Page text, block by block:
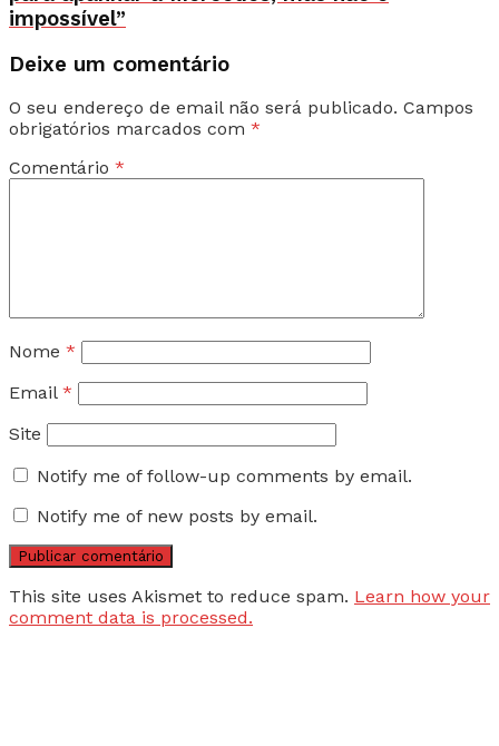
impossível”
Deixe um comentário
O seu endereço de email não será publicado. Campos
obrigatórios marcados com *
Comentário *
Nome *
Email *
Site
Notify me of follow-up comments by email.
Notify me of new posts by email.
This site uses Akismet to reduce spam. Learn how your
comment data is processed.